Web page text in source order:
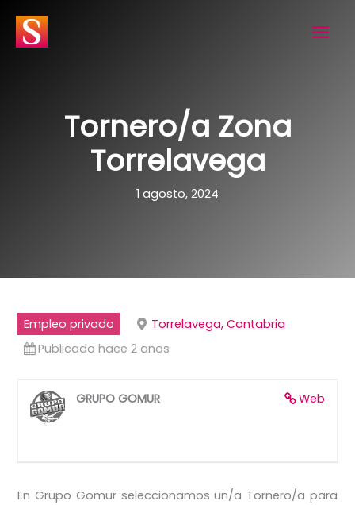
contenido
Tornero/a Zona
Torrelavega
1 agosto, 2024
Empleo privado
Torrelavega, Cantabria
Publicado hace 2 años
Web
GRUPO GOMUR
En Grupo Gomur seleccionamos un/a Tornero/a para